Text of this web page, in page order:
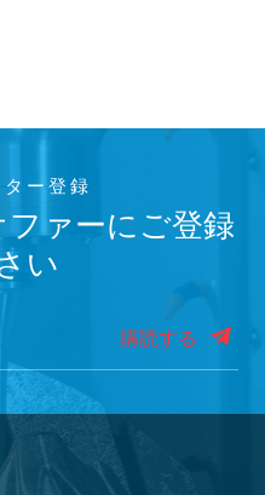
ー登録
ァーにご登録
い
購読する